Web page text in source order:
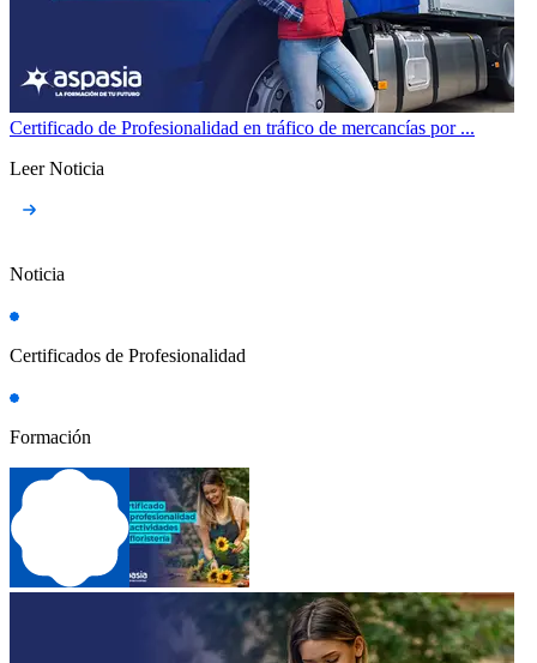
Certificado de Profesionalidad en tráfico de mercancías por ...
Leer Noticia
Noticia
Certificados de Profesionalidad
Formación